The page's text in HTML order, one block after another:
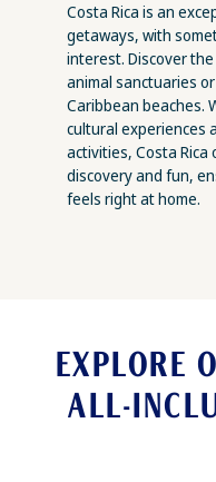
Costa Rica is an
getaways, with
interest. Discover
animal sanctuaries
Caribbean beaches.
cultural experiences
activities, Costa
discovery and fun,
feels right at home.
EXPLORE
ALL-